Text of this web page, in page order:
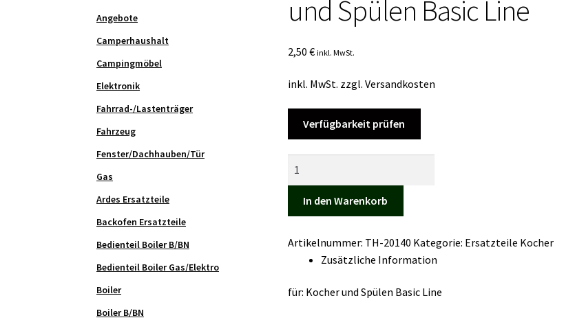
und Spülen Basic Line
2,50 € inkl. MwSt.
inkl. MwSt. zzgl. Versandkosten
Verfügbarkeit prüfen
Befestigung
für
Kocher
Basic
In den Warenkorb
Artikelnummer: TH-20140 Kategorie: Ersatzteile Kocher
Zusätzliche Information
für: Kocher und Spülen Basic Line
Angebote
Camperhaushalt
Campingmöbel
Elektronik
Fahrrad-/Lastenträger
Fahrzeug
Fenster/Dachhauben/Tür
Gas
Ardes Ersatzteile
Backofen Ersatzteile
Bedienteil Boiler B/BN
Bedienteil Boiler Gas/Elektro
Boiler
Boiler B/BN